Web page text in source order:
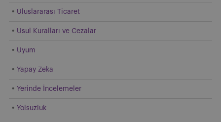
Uluslararası Ticaret
Usul Kuralları ve Cezalar
Uyum
Yapay Zeka
Yerinde İncelemeler
Yolsuzluk